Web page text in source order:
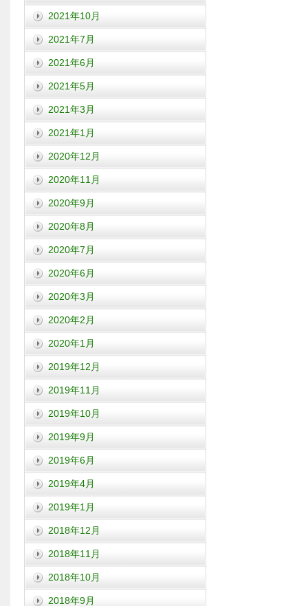
2021年10月
2021年7月
2021年6月
2021年5月
2021年3月
2021年1月
2020年12月
2020年11月
2020年9月
2020年8月
2020年7月
2020年6月
2020年3月
2020年2月
2020年1月
2019年12月
2019年11月
2019年10月
2019年9月
2019年6月
2019年4月
2019年1月
2018年12月
2018年11月
2018年10月
2018年9月